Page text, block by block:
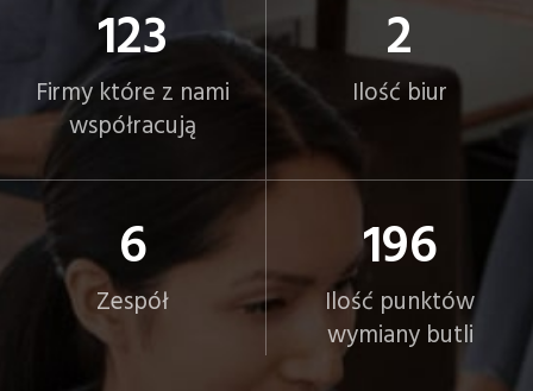
123
Firmy które z nami
współracują
2
Ilość biur
6
Zespół
197
Ilość punktów
wymiany butli